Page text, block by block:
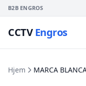
B2B ENGROS
CCTVEngros
Hjem MARCA